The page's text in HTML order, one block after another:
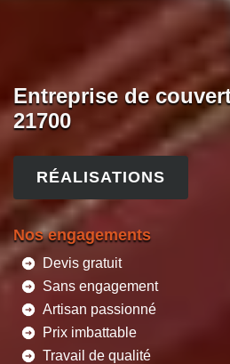
Entreprise de
21700
RÉALISATIONS
Nos engagements
Devis gratuit
Sans engagement
Artisan passionné
Prix imbattable
Travail de qualité